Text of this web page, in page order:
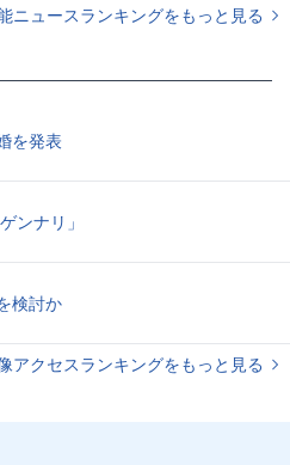
ニュースランキングをもっと見る
を発表
ンナリ」
検討か
アクセスランキングをもっと見る